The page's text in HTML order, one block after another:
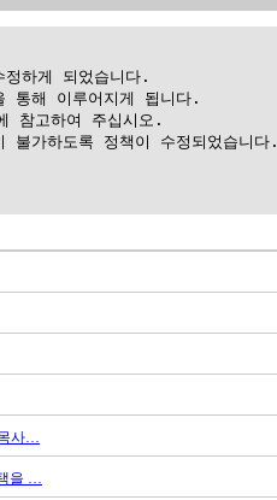
하게 되었습니다.
통해 이루어지게 됩니다.
참고하여 주십시오.
가하도록 정책이 수정되었습니다.
사…
을 …